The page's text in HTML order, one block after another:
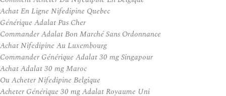
Achat En Ligne Nifedipine Quebec
Générique Adalat Pas Cher
Commander Adalat Bon Marché Sans Ordonnance
Achat Nifedipine Au Luxembourg
Commander Générique Adalat 30 mg Singapour
Achat Adalat 30 mg Maroc
Ou Acheter Nifedipine Belgique
Acheter Générique 30 mg Adalat Royaume Uni